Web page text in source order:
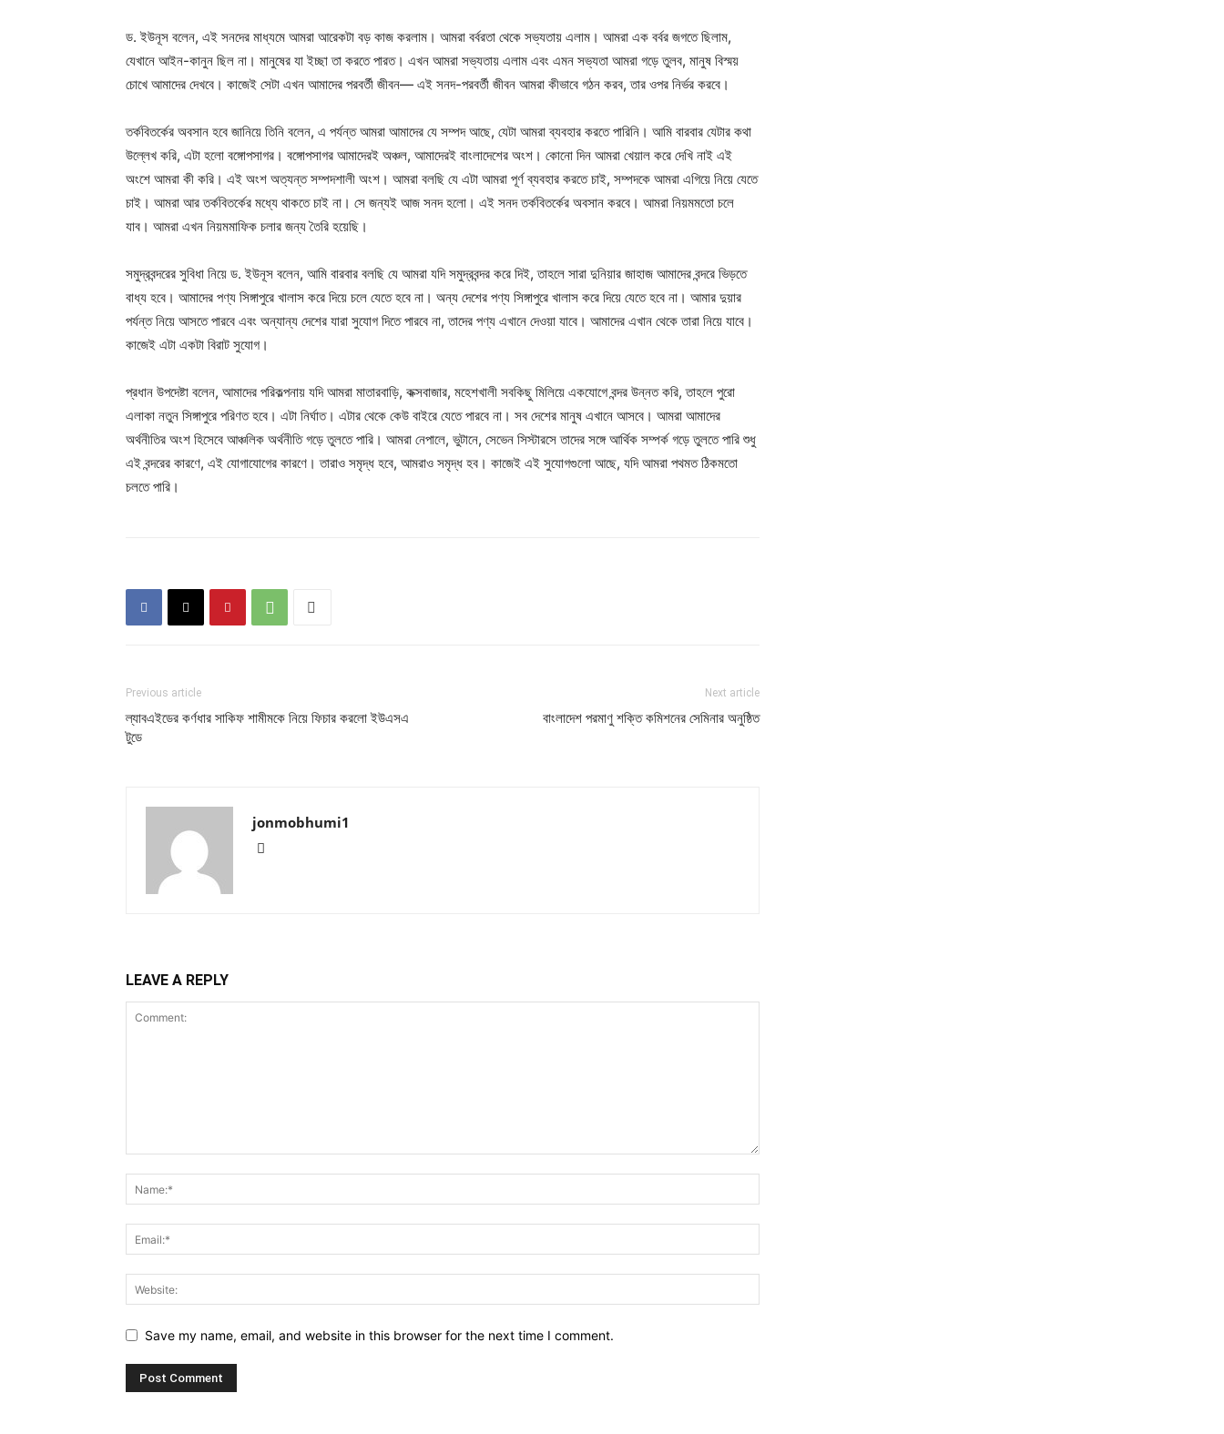
ড. ইউনূস বলেন, এই সনদের মাধ্যমে আমরা আরেকটা বড় কাজ করলাম। আমরা বর্বরতা থেকে সভ্যতায় এলাম। আমরা এক বর্বর জগতে ছিলাম,
যেখানে আইন-কানুন ছিল না। মানুষের যা ইচ্ছা তা করতে পারত। এখন আমরা সভ্যতায় এলাম এবং এমন সভ্যতা আমরা গড়ে তুলব, মানুষ বিস্ময়
চোখে আমাদের দেখবে। কাজেই সেটা এখন আমাদের পরবর্তী জীবন— এই সনদ-পরবর্তী জীবন আমরা কীভাবে গঠন করব, তার ওপর নির্ভর করবে।
তর্কবিতর্কের অবসান হবে জানিয়ে তিনি বলেন, এ পর্যন্ত আমরা আমাদের যে সম্পদ আছে, যেটা আমরা ব্যবহার করতে পারিনি। আমি বারবার যেটার কথা
উল্লেখ করি, এটা হলো বঙ্গোপসাগর। বঙ্গোপসাগর আমাদেরই অঞ্চল, আমাদেরই বাংলাদেশের অংশ। কোনো দিন আমরা খেয়াল করে দেখি নাই এই
অংশে আমরা কী করি। এই অংশ অত্যন্ত সম্পদশালী অংশ। আমরা বলছি যে এটা আমরা পূর্ণ ব্যবহার করতে চাই, সম্পদকে আমরা এগিয়ে নিয়ে যেতে
চাই। আমরা আর তর্কবিতর্কের মধ্যে থাকতে চাই না। সে জন্যই আজ সনদ হলো। এই সনদ তর্কবিতর্কের অবসান করবে। আমরা নিয়মমতো চলে
যাব। আমরা এখন নিয়মমাফিক চলার জন্য তৈরি হয়েছি।
সমুদ্রবন্দরের সুবিধা নিয়ে ড. ইউনূস বলেন, আমি বারবার বলছি যে আমরা যদি সমুদ্রবন্দর করে দিই, তাহলে সারা দুনিয়ার জাহাজ আমাদের বন্দরে ভিড়তে
বাধ্য হবে। আমাদের পণ্য সিঙ্গাপুরে খালাস করে দিয়ে চলে যেতে হবে না। অন্য দেশের পণ্য সিঙ্গাপুরে খালাস করে দিয়ে যেতে হবে না। আমার দুয়ার
পর্যন্ত নিয়ে আসতে পারবে এবং অন্যান্য দেশের যারা সুযোগ দিতে পারবে না, তাদের পণ্য এখানে দেওয়া যাবে। আমাদের এখান থেকে তারা নিয়ে যাবে।
কাজেই এটা একটা বিরাট সুযোগ।
প্রধান উপদেষ্টা বলেন, আমাদের পরিকল্পনায় যদি আমরা মাতারবাড়ি, কক্সবাজার, মহেশখালী সবকিছু মিলিয়ে একযোগে বন্দর উন্নত করি, তাহলে পুরো
এলাকা নতুন সিঙ্গাপুরে পরিণত হবে। এটা নির্ঘাত। এটার থেকে কেউ বাইরে যেতে পারবে না। সব দেশের মানুষ এখানে আসবে। আমরা আমাদের
অর্থনীতির অংশ হিসেবে আঞ্চলিক অর্থনীতি গড়ে তুলতে পারি। আমরা নেপালে, ভুটানে, সেভেন সিস্টারসে তাদের সঙ্গে আর্থিক সম্পর্ক গড়ে তুলতে পারি শুধু
এই বন্দরের কারণে, এই যোগাযোগের কারণে। তারাও সমৃদ্ধ হবে, আমরাও সমৃদ্ধ হব। কাজেই এই সুযোগগুলো আছে, যদি আমরা পথমত ঠিকমতো
চলতে পারি।
Previous article
ল্যাবএইডের কর্ণধার সাকিফ শামীমকে নিয়ে ফিচার করলো ইউএসএ
টুডে
Next article
বাংলাদেশ পরমাণু শক্তি কমিশনের সেমিনার অনুষ্ঠিত
jonmobhumi1
LEAVE A REPLY
Save my name, email, and website in this browser for the next time I comment.